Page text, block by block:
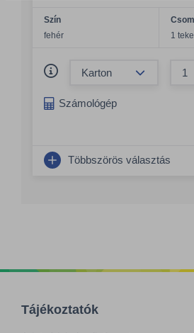
Szín
fehér
1
Számológép
Többszörös választás
Tájékoztatók